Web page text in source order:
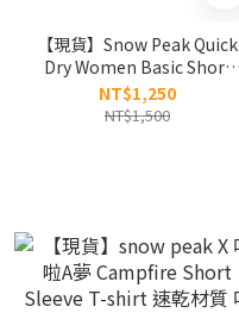
【現貨】Snow Peak Quick
Dry Women Basic Short
Sleeve T-shirt 26SS 女款 基
本款 印花logo 涼感短tee 防
NT$1,250
NT$1,500